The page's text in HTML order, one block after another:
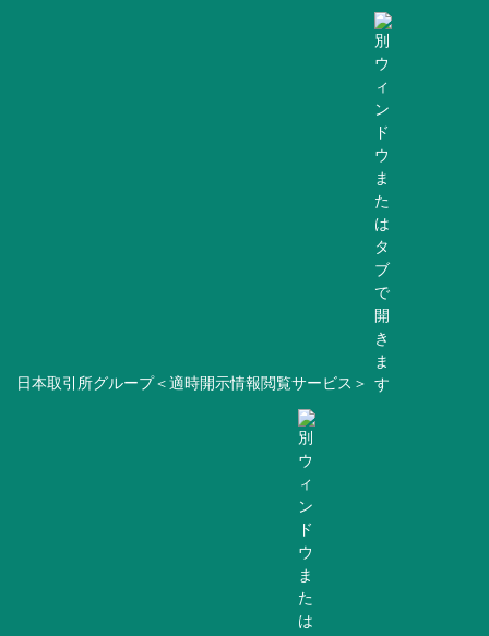
日本取引所グループ＜適時開示情報閲覧サービス＞